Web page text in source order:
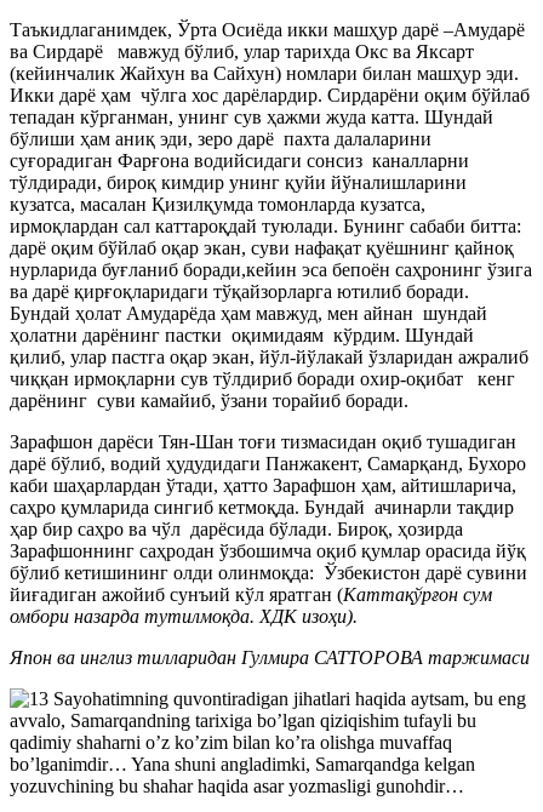
Таъкидлаганимдек, Ўрта Осиёда икки машҳур дарё –Амударё
ва Сирдарё мавжуд бўлиб, улар тарихда Окс ва Яксарт
(кейинчалик Жайхун ва Сайхун) номлари билан машҳур эди.
Икки дарё ҳам чўлга хос дарёлардир. Сирдарёни оқим бўйлаб
тепадан кўрганман, унинг сув ҳажми жуда катта. Шундай
бўлиши ҳам аниқ эди, зеро дарё пахта далаларини
суғорадиган Фарғона водийсидаги сонсиз каналларни
тўлдиради, бироқ кимдир унинг қуйи йўналишларини
кузатса, масалан Қизилқумда томонларда кузатса,
ирмоқлардан сал каттароқдай туюлади. Бунинг сабаби битта:
дарё оқим бўйлаб оқар экан, суви нафақат қуёшнинг қайноқ
нурларида буғланиб боради,кейин эса бепоён саҳронинг ўзига
ва дарё қирғоқларидаги тўқайзорларга ютилиб боради.
Бундай ҳолат Амударёда ҳам мавжуд, мен айнан шундай
ҳолатни дарёнинг пастки оқимидаям кўрдим. Шундай
қилиб, улар пастга оқар экан, йўл-йўлакай ўзларидан ажралиб
чиққан ирмоқларни сув тўлдириб боради охир-оқибат кенг
дарёнинг суви камайиб, ўзани торайиб боради.
Зарафшон дарёси Тян-Шан тоғи тизмасидан оқиб тушадиган
дарё бўлиб, водий ҳудудидаги Панжакент, Самарқанд, Бухоро
каби шаҳарлардан ўтади, ҳатто Зарафшон ҳам, айтишларича,
саҳро қумларида сингиб кетмоқда. Бундай ачинарли тақдир
ҳар бир саҳро ва чўл дарёсида бўлади. Бироқ, ҳозирда
Зарафшоннинг саҳродан ўзбошимча оқиб қумлар орасида йўқ
бўлиб кетишининг олди олинмоқда: Ўзбекистон дарё сувини
йиғадиган ажойиб сунъий кўл яратган (Каттақўрғон сум
омбори назарда тутилмоқда. ХДК изоҳи).
Япон ва инглиз тилларидан Гулмира САТТОРОВА таржимаси
Sayohatimning quvontiradigan jihatlari haqida aytsam, bu eng
avvalo, Samarqandning tarixiga boʼlgan qiziqishim tufayli bu
qadimiy shaharni oʼz koʼzim bilan koʼra olishga muvaffaq
boʼlganimdir… Yana shuni angladimki, Samarqandga kelgan
yozuvchining bu shahar haqida asar yozmasligi gunohdir…